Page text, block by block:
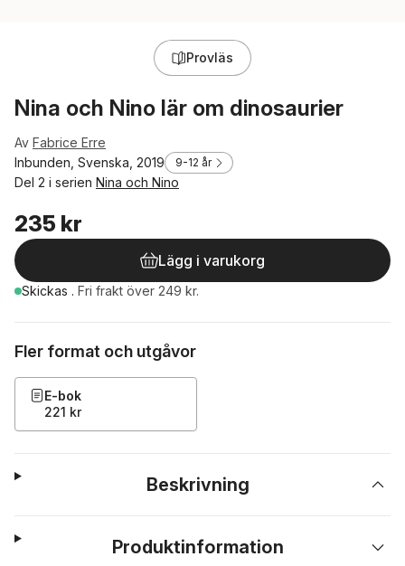
Provläs
Nina och Nino lär om dinosaurier
Av Fabrice Erre
Inbunden, Svenska, 2019
9-12 år
Del 2 i serien Nina och Nino
235 kr
Lägg i varukorg
Skickas . Fri frakt över 249 kr.
Fler format och utgåvor
E-bok
221 kr
Beskrivning
Produktinformation